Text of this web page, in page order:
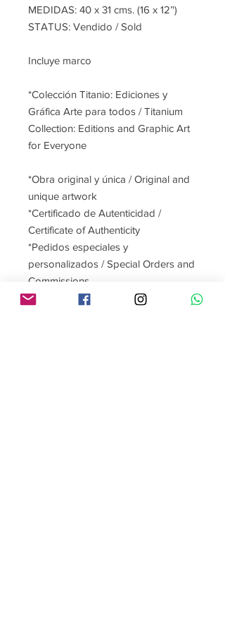
MEDIDAS: 40 x 31 cms. (16 x 12’')
STATUS: Vendido / Sold
Incluye marco
*Colección Titanio: Ediciones y
Gráfica Arte para todos / Titanium
Collection: Editions and Graphic Art
for Everyone
*Obra original y única / Original and
unique artwork
*Certificado de Autenticidad /
Certificate of Authenticity
*Pedidos especiales y
personalizados / Special Orders and
Commissions